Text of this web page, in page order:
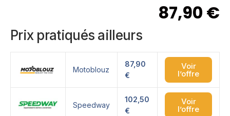
87,90 €
Prix pratiqués ailleurs
Motoblouz
87,90
€
Voir
l’offre
Speedway
102,50
€
Voir
l’offre